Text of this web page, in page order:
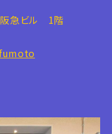
急ビル 1階